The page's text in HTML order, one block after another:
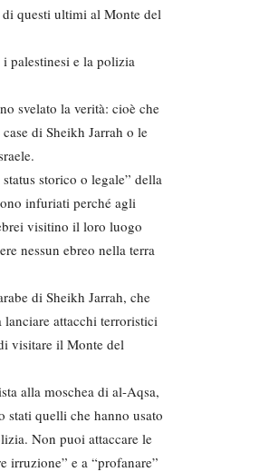
questi ultimi al Monte del
palestinesi e la polizia
svelato la verità: cioè che
di Sheikh Jarrah o le
storico o legale” della
infuriati perché agli
visitino il loro luogo
nessun ebreo nella terra
di Sheikh Jarrah, che
attacchi terroristici
visitare il Monte del
alla moschea di al-Aqsa,
quelli che hanno usato
Non puoi attaccare le
irruzione” e a “profanare”